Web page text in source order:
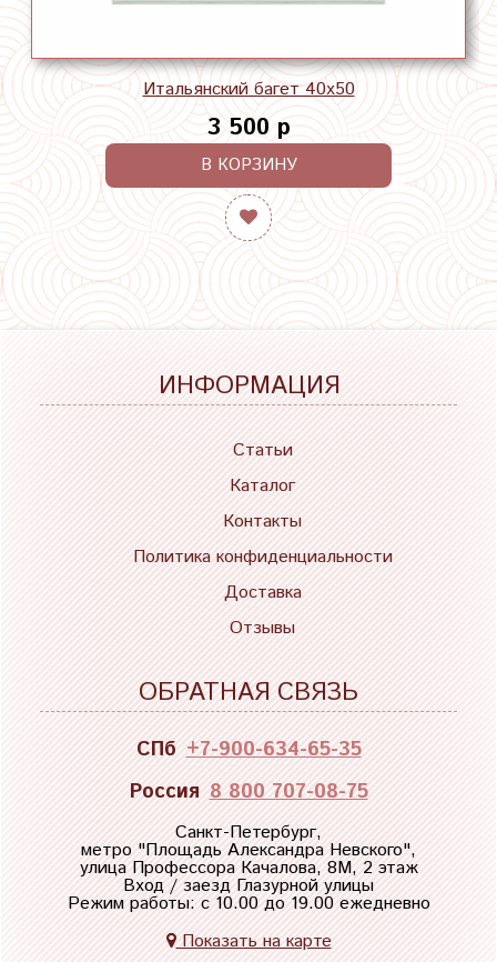
Итальянский багет 40х50
3 500 р
В КОРЗИНУ
ИНФОРМАЦИЯ
Статьи
Каталог
Контакты
Политика конфиденциальности
Доставка
Отзывы
ОБРАТНАЯ СВЯЗЬ
СПб +7-900-634-65-35
Россия 8 800 707-08-75
Санкт-Петербург,
метро "Площадь Александра Невского",
улица Профессора Качалова, 8М, 2 этаж
Вход / заезд Глазурной улицы
Режим работы: с 10.00 до 19.00 ежедневно
Показать на карте